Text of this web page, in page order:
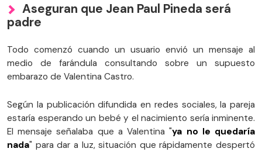
Aseguran que Jean Paul Pineda será
padre
Todo comenzó cuando un usuario envió un mensaje al
medio de farándula consultando sobre un supuesto
embarazo de Valentina Castro.
Según la publicación difundida en redes sociales, la pareja
estaría esperando un bebé y el nacimiento sería inminente.
El mensaje señalaba que a Valentina "ya no le quedaría
nada" para dar a luz, situación que rápidamente despertó